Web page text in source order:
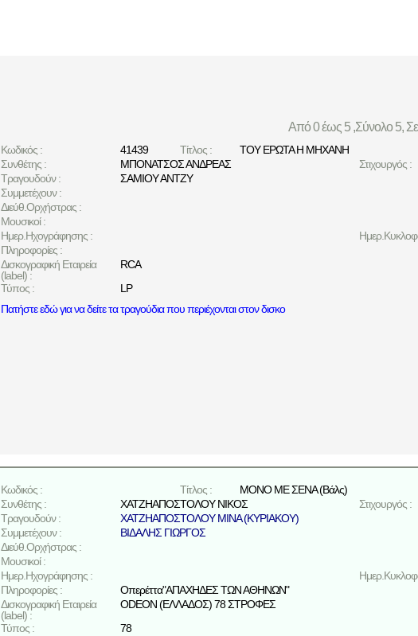
Από 0 έως 5 ,Σύνολο 5,
Κωδικός : 41439 Τίτλος :
ΤΟΥ ΕΡΩΤΑ Η ΜΗΧΑΝΗ
Συνθέτης :
ΜΠΟΝΑΤΣΟΣ ΑΝΔΡΕΑΣ Στιχουργός :
Τραγουδούν :
ΣΑΜΙΟΥ ΑΝΤΖΥ
Συμμετέχουν :
Διεύθ.Ορχήστρας :
Μουσικοί :
Ημερ.Ηχογράφησης :
Πληροφορίες :
Δισκογραφική Εταιρεία
(label) :
RCA
Τύπος :
LP
Πατήστε εδώ για να δείτε τα τραγούδια που περιέχονται στον δισκο
Κωδικός : Τίτλος :
ΜΟΝΟ ΜΕ ΣΕΝΑ (Βάλς)
Συνθέτης :
ΧΑΤΖΗΑΠΟΣΤΟΛΟΥ ΝΙΚΟΣ Στιχουργός :
Τραγουδούν :
ΧΑΤΖΗΑΠΟΣΤΟΛΟΥ ΜΙΝΑ (ΚΥΡΙΑΚΟΥ)
Συμμετέχουν :
ΒΙΔΑΛΗΣ ΓΙΩΡΓΟΣ
Διεύθ.Ορχήστρας :
Μουσικοί :
Ημερ.Ηχογράφησης :
Πληροφορίες :
Οπερέττα"ΑΠΑΧΗΔΕΣ ΤΩΝ ΑΘΗΝΩΝ"
Δισκογραφική Εταιρεία
(label) :
ODEON (ΕΛΛΑΔΟΣ) 78 ΣΤΡΟΦΕΣ
Τύπος :
78